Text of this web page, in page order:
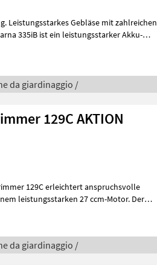
Leistungsstarkes Gebläse mit zahlreichen
335iB ist ein leistungsstarker Akku-
da giardinaggio /
129C AKTION
129C erleichtert anspruchsvolle
leistungsstarken 27 ccm-Motor. Der
da giardinaggio /